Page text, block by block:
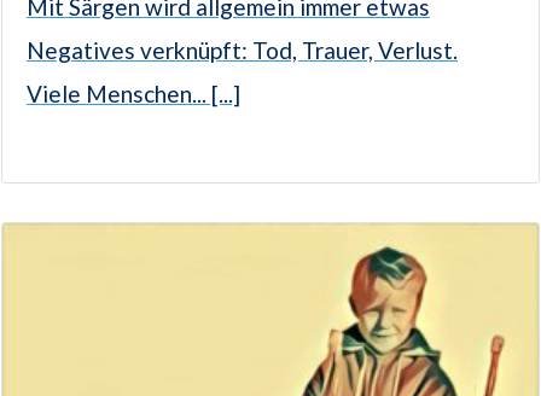
Mit Särgen wird allgemein immer etwas
Negatives verknüpft: Tod, Trauer, Verlust.
Viele Menschen... [...]